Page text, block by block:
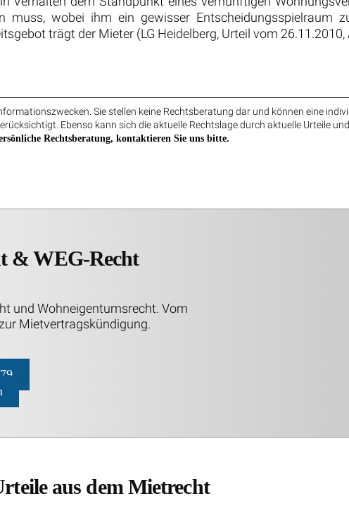
muss, wobei ihm ein gewisser Entscheidungsspielraum
trägt der Mieter (LG Heidelberg, Urteil vom 26.11.2010,
Sie stellen keine Rechtsberatung dar und können eine
Ebenso kann sich die aktuelle Rechtslage durch aktuelle Urteile
Rechtsberatung, kontaktieren Sie uns bitte.
& WEG-Recht
und Wohneigentumsrecht. Vom
Mietvertragskündigung.
aus dem Mietrecht